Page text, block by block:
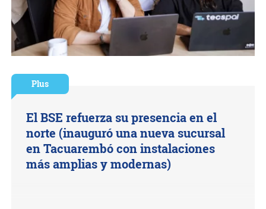
Plus
El BSE refuerza su presencia en el
norte (inauguró una nueva sucursal
en Tacuarembó con instalaciones
más amplias y modernas)